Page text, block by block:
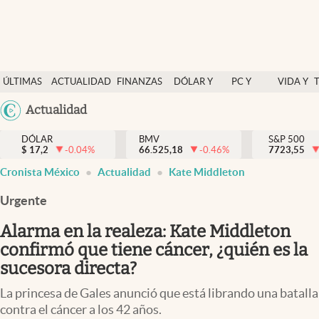
ÚLTIMAS
NOTICIAS
ACTUALIDAD
FINANZAS
DÓLAR Y
PC Y
VIDA Y
México
Actualidad
Actualidad
Finanzas y economía
Dólar y mercados
Pc y celular
Vida y estilo
Tv
DÓLAR
$ 17,2 -0.04%
BMV
66.525,18
-0.46%
S&P 500
7723,55
Cronista México Actualidad Kate Middleton
Urgente
Alarma en la realeza: Kate Middleton
confirmó que tiene cáncer, ¿quién es la
sucesora directa?
La princesa de Gales anunció que está librando una batalla
contra el cáncer a los 42 años.